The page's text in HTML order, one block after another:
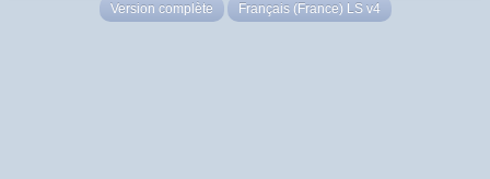
Version complète Français (France) LS v4